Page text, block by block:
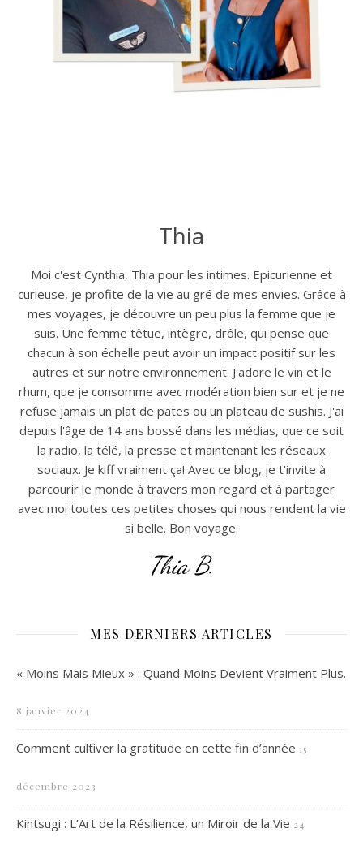
Thia
Moi c'est Cynthia, Thia pour les intimes. Epicurienne et
curieuse, je profite de la vie au gré de mes envies. Grâce à
mes voyages, je découvre un peu plus la femme que je
suis. Une femme têtue, intègre, drôle, qui pense que
chacun à son échelle peut avoir un impact positif sur les
autres et sur notre environnement. J'adore le vin et le
rhum, que je consomme avec modération bien sur et je ne
refuse jamais un plat de pates ou un plateau de sushis. J'ai
depuis l'âge de 14 ans bossé dans les médias, que ce soit
la radio, la télé, la presse et maintenant les réseaux
sociaux. Je kiff vraiment ça! Avec ce blog, je t'invite à
parcourir le monde à travers mon regard et à partager
avec moi toutes ces petites choses qui nous rendent la vie
si belle. Bon voyage.
Thia B.
MES DERNIERS ARTICLES
« Moins Mais Mieux » : Quand Moins Devient Vraiment Plus.
8 janvier 2024
Comment cultiver la gratitude en cette fin d’année 15
décembre 2023
Kintsugi : L’Art de la Résilience, un Miroir de la Vie 24